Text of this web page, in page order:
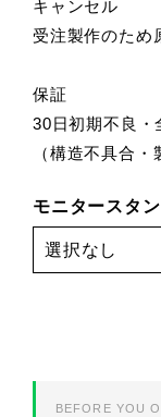
キャンセル
受注製作のため
保証
30日初期不良・
（構造不具合・
モニタースタ
BEFORE YOU